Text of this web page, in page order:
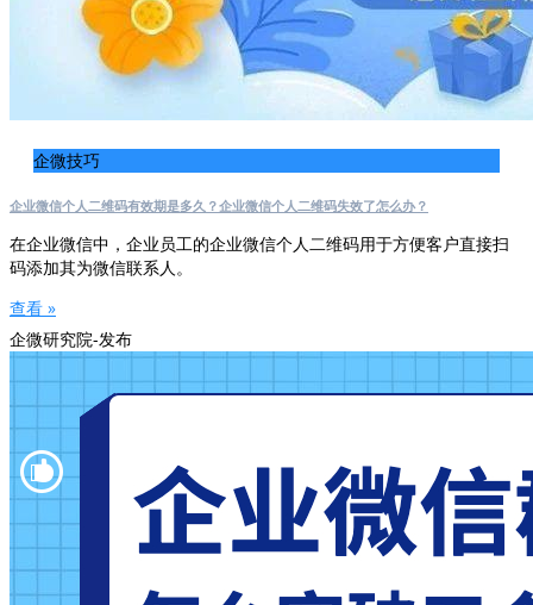
企微技巧
企业微信个人二维码有效期是多久？企业微信个人二维码失效了怎么办？
在企业微信中，企业员工的企业微信个人二维码用于方便客户直接扫
码添加其为微信联系人。
查看 »
企微研究院-发布